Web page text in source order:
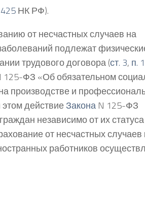
НК РФ).
от несчастных случаев на
подлежат
трудового договора (ст. 3, п.
125-ФЗ «Об обязательном
производстве и
действиеЗакона N 125-ФЗ
независимо от их
от несчастных случаев
работников